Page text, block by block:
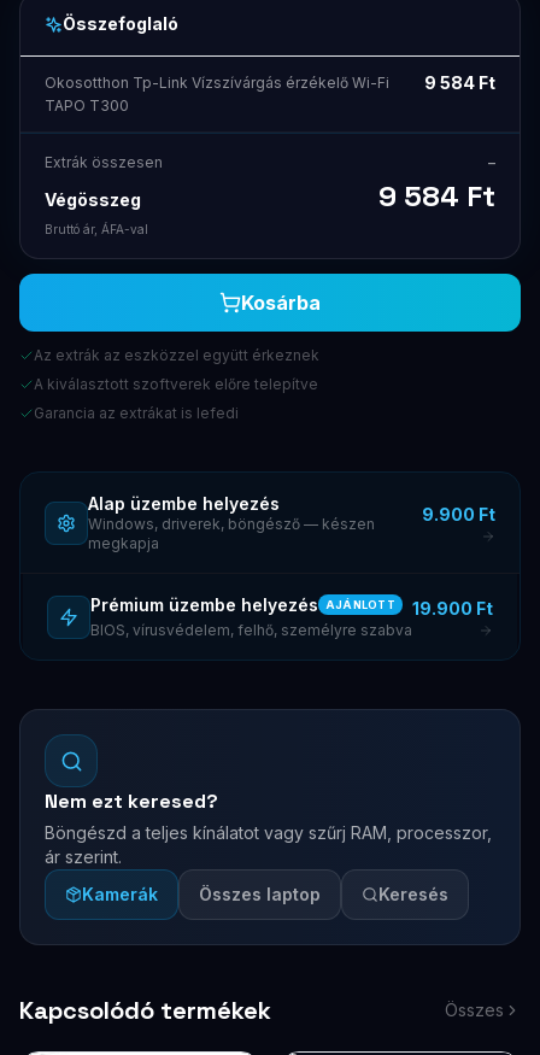
Összefoglaló
Okosotthon Tp-Link Vízszívárgás érzékelő Wi-Fi
TAPO T300
9 584 Ft
Extrák összesen –
Végösszeg 9 584 Ft
Bruttó ár, ÁFA-val
Kosárba
Az extrák az eszközzel együtt érkeznek
A kiválasztott szoftverek előre telepítve
Garancia az extrákat is lefedi
Alap üzembe helyezés
Windows, driverek, böngésző — készen
megkapja
9.900 Ft
Prémium üzembe helyezés AJÁNLOTT
BIOS, vírusvédelem, felhő, személyre szabva
19.900 Ft
Nem ezt keresed?
Böngészd a teljes kínálatot vagy szűrj RAM, processzor,
ár szerint.
Kamerák
Összes laptop Keresés
Kapcsolódó termékek Összes